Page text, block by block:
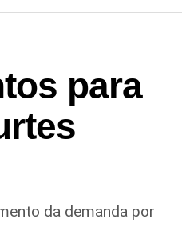
para
da demanda por